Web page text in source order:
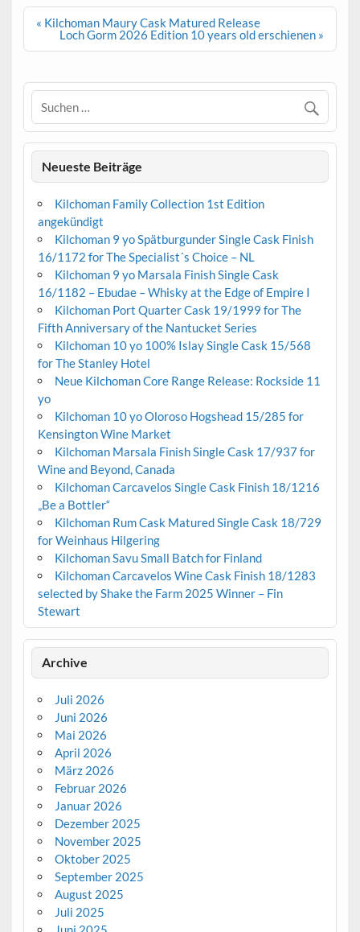
Beitrags-
Navigation
« Kilchoman Maury Cask Matured Release
Loch Gorm 2026 Edition 10 years old erschienen »
Neueste Beiträge
Kilchoman Family Collection 1st Edition
angekündigt
Kilchoman 9 yo Spätburgunder Single Cask Finish
16/1172 for The Specialist´s Choice – NL
Kilchoman 9 yo Marsala Finish Single Cask
16/1182 – Ebudae – Whisky at the Edge of Empire I
Kilchoman Port Quarter Cask 19/1999 for The
Fifth Anniversary of the Nantucket Series
Kilchoman 10 yo 100% Islay Single Cask 15/568
for The Stanley Hotel
Neue Kilchoman Core Range Release: Rockside 11
yo
Kilchoman 10 yo Oloroso Hogshead 15/285 for
Kensington Wine Market
Kilchoman Marsala Finish Single Cask 17/937 for
Wine and Beyond, Canada
Kilchoman Carcavelos Single Cask Finish 18/1216
„Be a Bottler“
Kilchoman Rum Cask Matured Single Cask 18/729
for Weinhaus Hilgering
Kilchoman Savu Small Batch for Finland
Kilchoman Carcavelos Wine Cask Finish 18/1283
selected by Shake the Farm 2025 Winner – Fin
Stewart
Archive
Juli 2026
Juni 2026
Mai 2026
April 2026
März 2026
Februar 2026
Januar 2026
Dezember 2025
November 2025
Oktober 2025
September 2025
August 2025
Juli 2025